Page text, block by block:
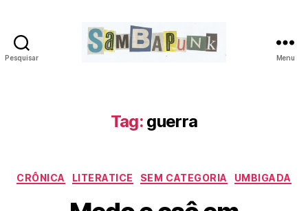
Pesquisar Menu
Tag: guerra
Categorias
CRÔNICA LITERATICE SEM CATEGORIA UMBIGADA